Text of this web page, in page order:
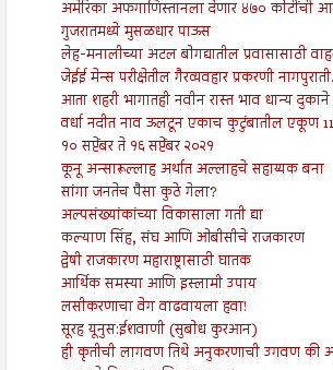
अमेरिका अफगाणिस्तानला देणार ४७० कोटींची
गुजरातमध्ये मुसळधार पाऊस
लेह-मनालीच्या अटल बोगद्यातील प्रवासासाठी
जेईई मेन्स परीक्षेतील गैरव्यवहार प्रकरणी
आता शहरी भागातही नवीन रास्त भाव धान्य
वर्धा नदीत नाव ऊलटून एकाच कुटुंबातील एकूण
१० सप्टेंबर ते १६ सप्टेंबर २०२१
कूनू अन्सारूल्लाह अर्थात अल्लाहचे सहाय्यक बना
सांगा जनतेच पैसा कुठे गेला?
अल्पसंख्यांकांच्या विकासाला गती द्या
कल्याण सिंह, संघ आणि ओबीसीचे राजकारण
द्वेषी राजकारण महाराष्ट्रासाठी घातक
आर्थिक समस्या आणि इस्लामी उपाय
लसीकरणाचा वेग वाढवायला हवा!
सूरह यूनुस:ईशवाणी (सुबोध कुरआन)
ही कृतीची लागवण तिथे अनुकरणाची उगवण की